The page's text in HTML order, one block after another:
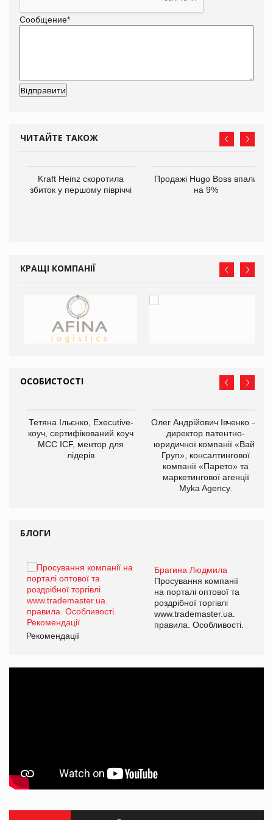
Сообщение*
ЧИТАЙТЕ ТАКОЖ
Kraft Heinz скоротила
збиток у першому півріччі
Продажі Hugo Boss впали
на 9%
КРАЩІ КОМПАНІЇ
ОСОБИСТОСТІ
Тетяна Ільєнко, Executive-
коуч, сертифікований коуч
МСС ICF, ментор для
лідерів
Олег Андрійович Івченко —
директор патентно-
юридичної компанії «Вайз
Груп», консалтингової
компанії «Парето» та
маркетингової агенції
Myka Agency.
БЛОГИ
Брагина Людмила
Просування компанії
на порталі оптової та
роздрібної торгівлі
www.trademaster.ua.
правила. Особливості.
Рекомендації